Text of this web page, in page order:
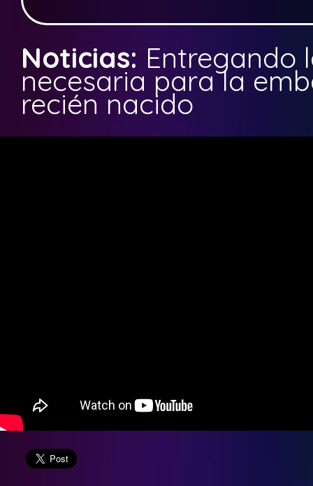
Noticias: Entregando
necesaria para la
recién nacido